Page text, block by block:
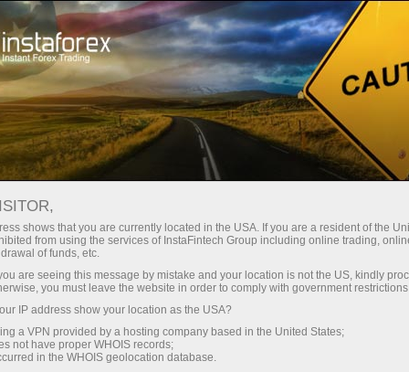
กับ InstaForex คุณจะได้รับเงื่อนไขที่
สูงสุด 1:5000 สเปรดและค่า
คอมมิชชั่นที่ดีที่สุดในตลาด รวมถึง
เงื่อนไขที่เหมาะสมสำหรับการเทรด
หุ้นและดัชนี
สเปรดต่ำมาก — กำไรสูง
โบนัส 30%
สำหรับทุกการฝาก
ความเร็ว
ในการเทรดและบนทางหลวง
shows that you are currently located in the USA. If you are a resident of the
from using the services of InstaFintech Group including online trading,
of funds, etc.
are seeing this message by mistake and your location is not the US, kindly
you must leave the website in order to comply with government
IP address show your location as the USA?
a VPN provided by a hosting company based in the United States;
not have proper WHOIS records;
in the WHOIS geolocation database.